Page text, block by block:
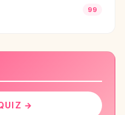
99
→